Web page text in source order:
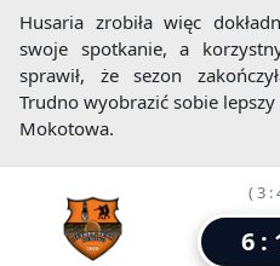
Husaria zrobiła więc
swoje spotkanie, a
sprawił, że sezon
Trudno wyobrazić sobie
Mokotowa.
( 3 :
6 :